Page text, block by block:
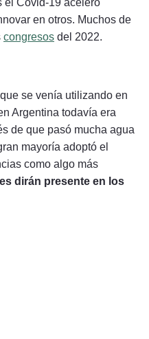
el Covid-19 aceleró
en otros. Muchos de
congresos del 2022.
se venía utilizando en
Argentina todavía era
de que pasó mucha agua
mayoría adoptó el
como algo más
dirán presente en los